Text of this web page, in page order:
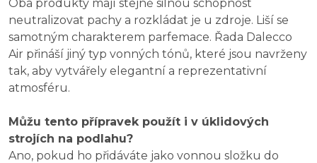
Oba produkty mají stejně silnou schopnost
neutralizovat pachy a rozkládat je u zdroje. Liší se
samotným charakterem parfemace. Řada Dalecco
Air přináší jiný typ vonných tónů, které jsou navrženy
tak, aby vytvářely elegantní a reprezentativní
atmosféru.
Můžu tento přípravek použít i v úklidových
strojích na podlahu?
Ano, pokud ho přidáváte jako vonnou složku do